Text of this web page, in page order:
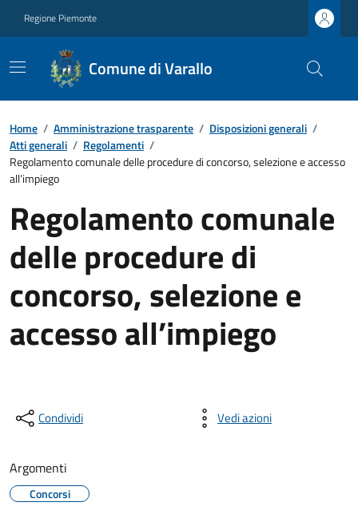
Regione Piemonte
Comune di Varallo
Home / Amministrazione trasparente / Disposizioni generali /
Atti generali / Regolamenti /
Regolamento comunale delle procedure di concorso, selezione e accesso
all’impiego
Regolamento comunale
delle procedure di
concorso, selezione e
accesso all’impiego
Condividi Vedi azioni
Argomenti
Concorsi